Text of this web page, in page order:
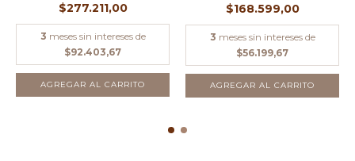
$277.211,00
3 meses sin intereses de
$92.403,67
$168.599,00
3 meses sin intereses de
$56.199,67